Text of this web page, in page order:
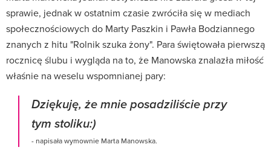
sprawie, jednak w ostatnim czasie zwróciła się w mediach
społecznościowych do Marty Paszkin i Pawła Bodziannego
znanych z hitu "Rolnik szuka żony". Para świętowała pierwszą
rocznicę ślubu i wygląda na to, że Manowska znalazła miłość
właśnie na weselu wspomnianej pary:
Dziękuję, że mnie posadziliście przy
tym stoliku:)
- napisała wymownie Marta Manowska.